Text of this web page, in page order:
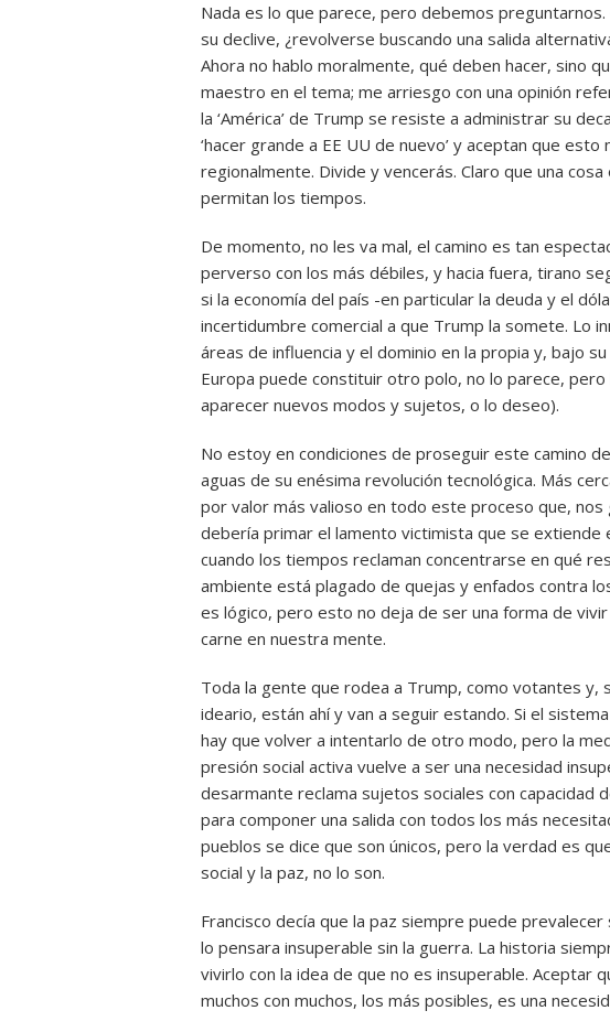
Nada es lo que parece, pero debemos preguntarnos.
su declive, ¿revolverse buscando una salida
Ahora no hablo moralmente, qué deben hacer, sino
maestro en el tema; me arriesgo con una opinión
la ‘América’ de Trump se resiste a administrar su
‘hacer grande a EE UU de nuevo’ y aceptan que
regionalmente. Divide y vencerás. Claro que una
permitan los tiempos.
De momento, no les va mal, el camino es tan
perverso con los más débiles, y hacia fuera, tirano
si la economía del país -en particular la deuda y el
incertidumbre comercial a que Trump la somete. Lo
áreas de influencia y el dominio en la propia y, bajo
Europa puede constituir otro polo, no lo parece,
aparecer nuevos modos y sujetos, o lo deseo).
No estoy en condiciones de proseguir este camino
aguas de su enésima revolución tecnológica. Más
por valor más valioso en todo este proceso que,
debería primar el lamento victimista que se extiende
cuando los tiempos reclaman concentrarse en qué
ambiente está plagado de quejas y enfados contra
es lógico, pero esto no deja de ser una forma de
carne en nuestra mente.
Toda la gente que rodea a Trump, como votantes
ideario, están ahí y van a seguir estando. Si el
hay que volver a intentarlo de otro modo, pero la
presión social activa vuelve a ser una necesidad
desarmante reclama sujetos sociales con capacidad
para componer una salida con todos los más
pueblos se dice que son únicos, pero la verdad es
social y la paz, no lo son.
Francisco decía que la paz siempre puede
lo pensara insuperable sin la guerra. La historia
vivirlo con la idea de que no es insuperable. Aceptar
muchos con muchos, los más posibles, es una